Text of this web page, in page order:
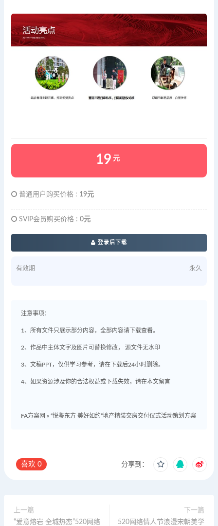
19 元
普通用户购买价格 : 19元
SVIP会员购买价格 : 0元
登录后下载
有效期 永久
注意事项：
1、所有文件只展示部分内容，全部内容请下载查看。
2、作品中主体文字及图片可替换修改， 源文件无水印
3、文稿PPT，仅供学习参考，请在下载后24小时删除。
4、如果资源涉及你的合法权益或下载失效，请在本文留言
FA方案网 » “悦鉴东方 美好如约”地产精装交房交付仪式活动策划方案
喜欢 0 分享到：
上一篇
“爱意熔岩 全城热恋”520网络
下一篇
520网络情人节浪漫宋朝美学